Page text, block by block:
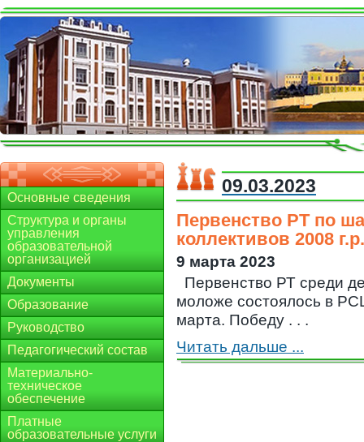
Основные сведения
Структура и органы
управления
образовательной
организацией
Документы
Образование
Руководство
Педагогический состав
Материально-
техническое
обеспечение
Платные
образовательные услуги
09.03.2023
Первенство РТ по
коллективов 2008
9 марта 2023
Первенство РТ среди
моложе состоялось в
марта. Победу . . .
Читать дальше ...